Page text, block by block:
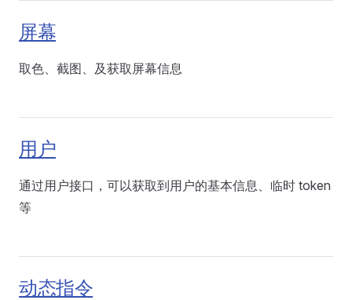
屏幕
取色、截图、及获取屏幕信息
用户
通过用户接口，可以获取到用户的基本信息、临时 token
等
动态指令